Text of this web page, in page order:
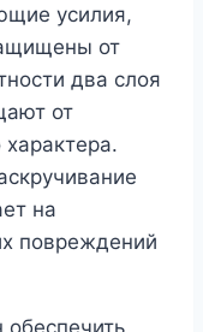
усилия,
от
два слоя
от
на
повреждений